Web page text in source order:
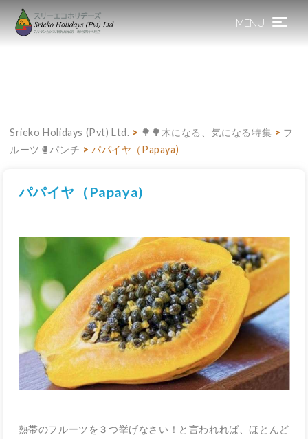
MENU Toggle
Srieko Holidays (Pvt) Ltd. > 🌳🌳木になる、気になる特集 > フ
ルーツ🥊パンチ >パパイヤ（Papaya)
パパイヤ（Papaya)
熱帯のフルーツを３つ挙げなさい！と言われれば、ほとんど